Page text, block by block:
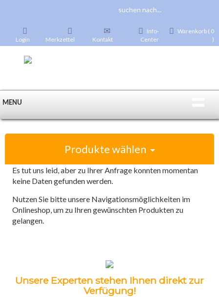
Login Merkzettel Kontakt
Info-
Center
Warenkorb ( 0
)
MENU
Produkte wählen
Es tut uns leid, aber zu Ihrer Anfrage konnten momentan
keine Daten gefunden werden.
Nutzen Sie bitte unsere Navigationsmöglichkeiten im
Onlineshop, um zu Ihren gewünschten Produkten zu
gelangen.
Unsere Experten stehen Ihnen direkt zur
Verfügung!